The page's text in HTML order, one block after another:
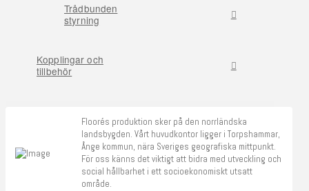
Trådbunden
styrning
Kopplingar och
tillbehör
Floorés produktion sker på den norrländska
landsbygden. Vårt huvudkontor ligger i Torpshammar,
Ånge kommun, nära Sveriges geografiska mittpunkt.
För oss känns det viktigt att bidra med utveckling och
social hållbarhet i ett socioekonomiskt utsatt
område.